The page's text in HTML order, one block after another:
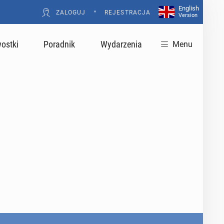
ZALOGUJ • REJESTRACJA
English
Version
Poradnik Wydarzenia Menu